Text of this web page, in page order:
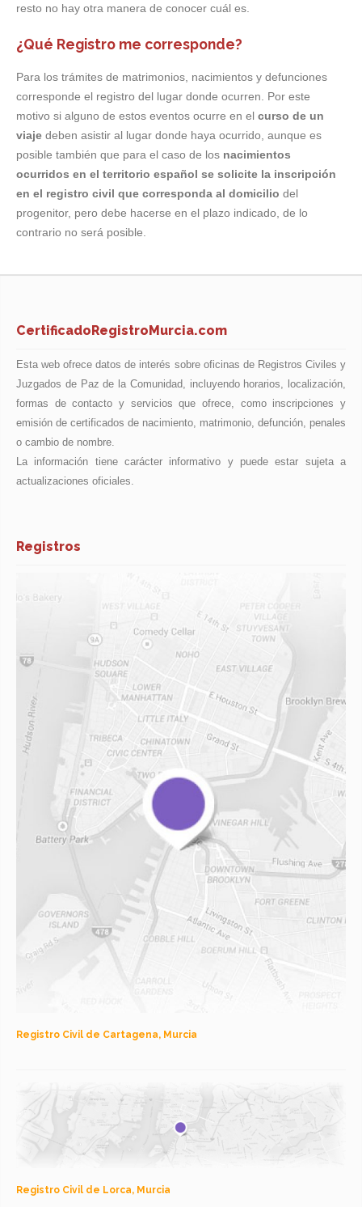
resto no hay otra manera de conocer cuál es.
¿Qué Registro me corresponde?
Para los trámites de matrimonios, nacimientos y defunciones
corresponde el registro del lugar donde ocurren. Por este
motivo si alguno de estos eventos ocurre en el curso de un
viaje deben asistir al lugar donde haya ocurrido, aunque es
posible también que para el caso de los nacimientos
ocurridos en el territorio español se solicite la inscripción
en el registro civil que corresponda al domicilio del
progenitor, pero debe hacerse en el plazo indicado, de lo
contrario no será posible.
CertificadoRegistroMurcia.com
Esta web ofrece datos de interés sobre oficinas de Registros Civiles y
Juzgados de Paz de la Comunidad, incluyendo horarios, localización,
formas de contacto y servicios que ofrece, como inscripciones y
emisión de certificados de nacimiento, matrimonio, defunción, penales
o cambio de nombre.
La información tiene carácter informativo y puede estar sujeta a
actualizaciones oficiales.
Registros
Registro Civil de Cartagena, Murcia
Registro Civil de Lorca, Murcia